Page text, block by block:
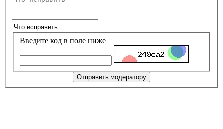
Введите код в поле ниже
Отправить модератору